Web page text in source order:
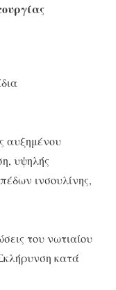
αυξημένου
υψηλής
ινσουλίνης,
του νωτιαίου
κατά